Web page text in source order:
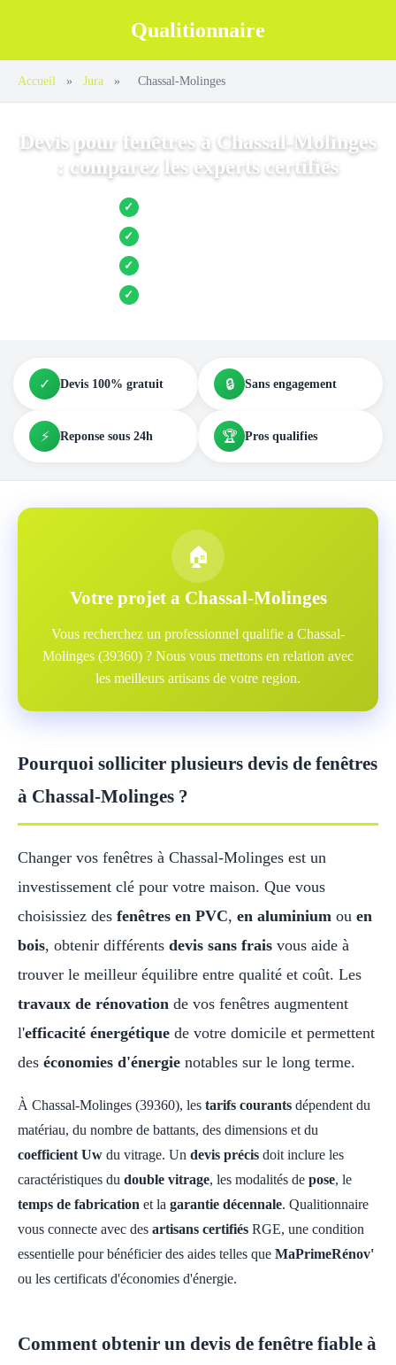
Qualitionnaire
Accueil » Jura » Chassal-Molinges
Devis pour fenêtres à Chassal-Molinges
: comparez les experts certifiés
✓ Jusqu’à 3 devis comparés
✓ Entreprises locales vérifiées
✓ Pose garantie
✓ Aides et primes incluses
✓ Devis 100% gratuit 🔒 Sans engagement
⚡ Reponse sous 24h 🏆 Pros qualifies
🏠
Votre projet a Chassal-Molinges
Vous recherchez un professionnel qualifie a Chassal-
Molinges (39360) ? Nous vous mettons en relation avec
les meilleurs artisans de votre region.
Pourquoi solliciter plusieurs devis de fenêtres
à Chassal-Molinges ?
Changer vos fenêtres à Chassal-Molinges est un
investissement clé pour votre maison. Que vous
choisissiez des fenêtres en PVC, en aluminium ou en
bois, obtenir différents devis sans frais vous aide à
trouver le meilleur équilibre entre qualité et coût. Les
travaux de rénovation de vos fenêtres augmentent
l'efficacité énergétique de votre domicile et permettent
des économies d'énergie notables sur le long terme.
À Chassal-Molinges (39360), les tarifs courants dépendent du
matériau, du nombre de battants, des dimensions et du
coefficient Uw du vitrage. Un devis précis doit inclure les
caractéristiques du double vitrage, les modalités de pose, le
temps de fabrication et la garantie décennale. Qualitionnaire
vous connecte avec des artisans certifiés RGE, une condition
essentielle pour bénéficier des aides telles que MaPrimeRénov'
ou les certificats d'économies d'énergie.
Comment obtenir un devis de fenêtre fiable à